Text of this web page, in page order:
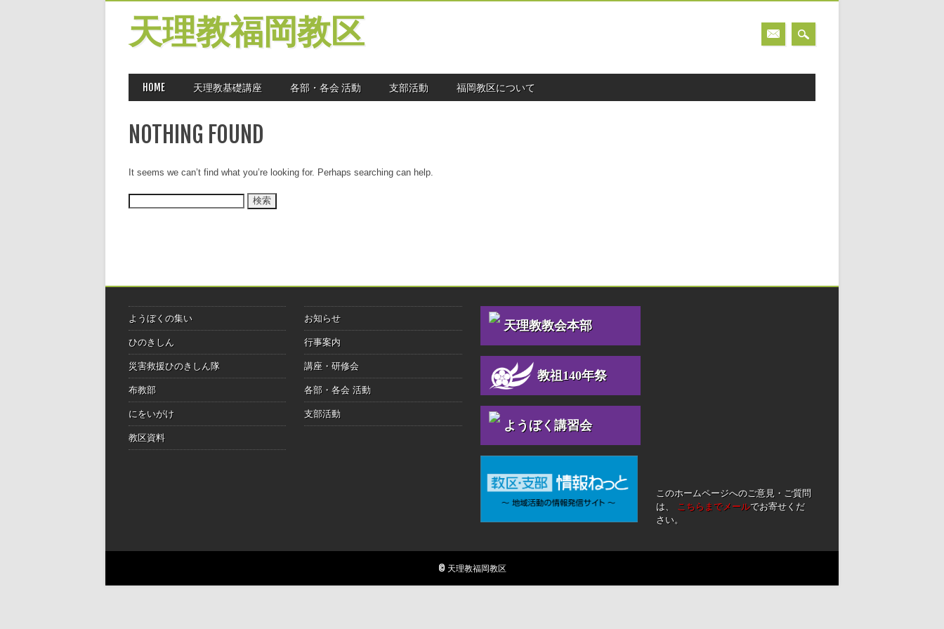
天理教福岡教区
MAIN MENU
HOME 天理教基礎講座 各部・各会 活動 支部活動 福岡教区について
NOTHING FOUND
It seems we can’t find what you’re looking for. Perhaps searching can help.
検
索:
ようぼくの集い
ひのきしん
災害救援ひのきしん隊
布教部
にをいがけ
教区資料
お知らせ
行事案内
講座・研修会
各部・各会 活動
支部活動
天理教教会本部
教祖140年祭
ようぼく講習会
このホームページへのご意見・ご質問
は、
こちらまでメールでお寄せくだ
さい。
© 天理教福岡教区